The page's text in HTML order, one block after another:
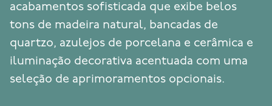
acabamentos sofisticada que exibe belos
tons de madeira natural, bancadas de
quartzo, azulejos de porcelana e cerâmica e
iluminação decorativa acentuada com uma
seleção de aprimoramentos opcionais.